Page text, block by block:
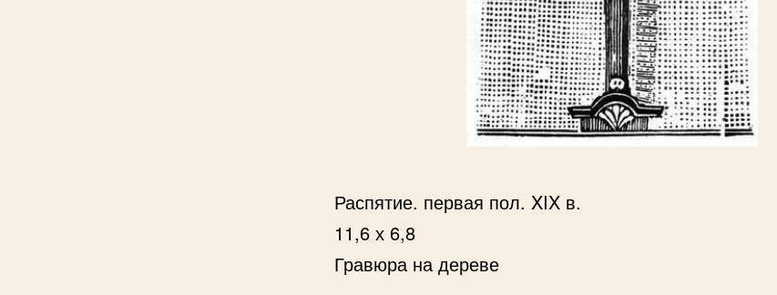
Распятие. первая пол. XIX в.
11,6 х 6,8
Гравюра на дереве